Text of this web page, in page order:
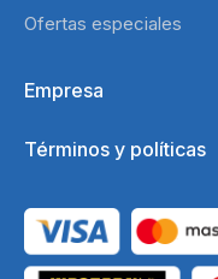
Ofertas especiales
Empresa
Términos y políticas